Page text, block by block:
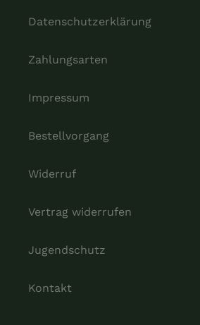
Datenschutzerklärung
Zahlungsarten
Impressum
Bestellvorgang
Widerruf
Vertrag widerrufen
Jugendschutz
Kontakt